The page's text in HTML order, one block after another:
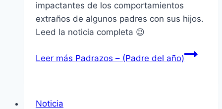
impactantes de los comportamientos
extraños de algunos padres con sus hijos.
Leed la noticia completa 😉
Leer más Padrazos – (Padre del año)
Noticia